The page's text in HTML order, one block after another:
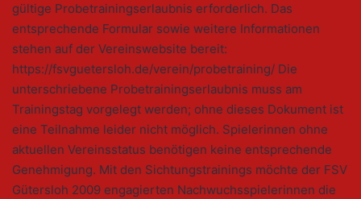
gültige Probetrainingserlaubnis erforderlich. Das
entsprechende Formular sowie weitere Informationen
stehen auf der Vereinswebsite bereit:
https://fsvguetersloh.de/verein/probetraining/ Die
unterschriebene Probetrainingserlaubnis muss am
Trainingstag vorgelegt werden; ohne dieses Dokument ist
eine Teilnahme leider nicht möglich. Spielerinnen ohne
aktuellen Vereinsstatus benötigen keine entsprechende
Genehmigung. Mit den Sichtungstrainings möchte der FSV
Gütersloh 2009 engagierten Nachwuchsspielerinnen die